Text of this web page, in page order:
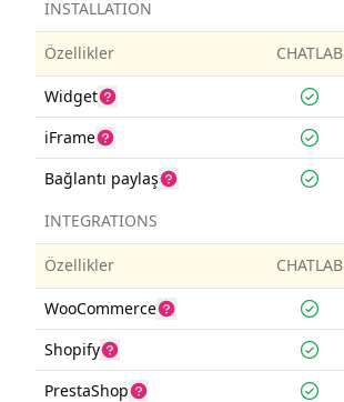
INSTALLATION
Özellikler CHATLAB
Widget
iFrame
Bağlantı paylaş
INTEGRATIONS
Özellikler CHATLAB
WooCommerce
Shopify
PrestaShop